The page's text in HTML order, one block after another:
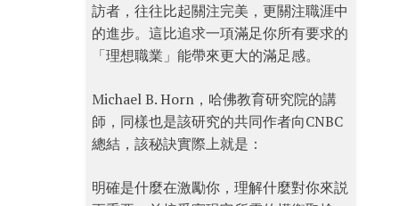
訪者，往往比起關注完美，更關注職涯中
的進步。這比追求一項滿足你所有要求的
「理想職業」能帶來更大的滿足感。
Michael B. Horn，哈佛教育研究院的講
師，同樣也是該研究的共同作者向CNBC
總結，該秘訣實際上就是：
明確是什麼在激勵你，理解什麼對你來説